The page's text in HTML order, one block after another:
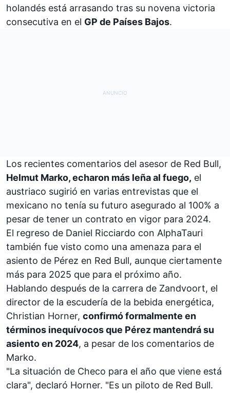
holandés está arrasando tras su novena victoria
consecutiva en el GP de Países Bajos.
Los recientes comentarios del asesor de Red Bull,
Helmut Marko, echaron más leña al fuego, el
austriaco sugirió en varias entrevistas que el
mexicano no tenía su futuro asegurado al 100% a
pesar de tener un contrato en vigor para 2024.
El regreso de Daniel Ricciardo con AlphaTauri
también fue visto como una amenaza para el
asiento de Pérez en Red Bull, aunque ciertamente
más para 2025 que para el próximo año.
Hablando después de la carrera de Zandvoort, el
director de la escudería de la bebida energética,
Christian Horner, confirmó formalmente en
términos inequívocos que Pérez mantendrá su
asiento en 2024, a pesar de los comentarios de
Marko.
"La situación de Checo para el año que viene está
clara", declaró Horner. "Es un piloto de Red Bull.